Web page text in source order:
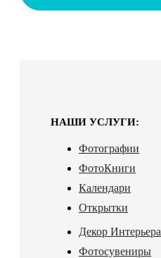
НАШИ УСЛУГИ:
Фотографии
ФотоКниги
Календари
Открытки
Декор Интерьера
Фотосувениры